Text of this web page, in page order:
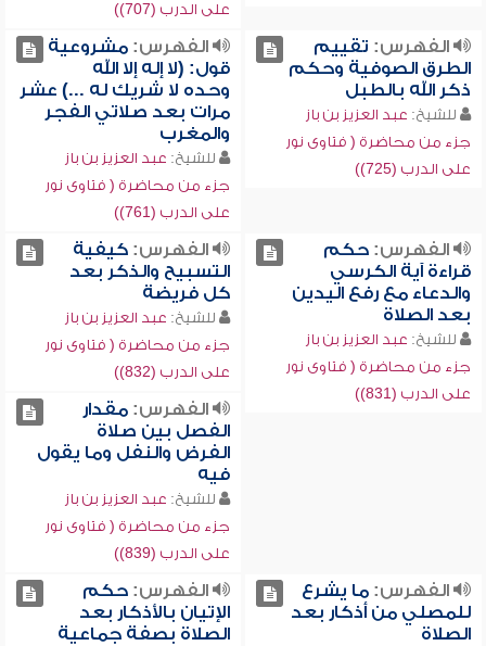
على الدرب (707))
الفهرس: تقييم
الطرق الصوفية وحكم
ذكر الله بالطبل
للشيخ: عبد العزيز بن باز
جزء من محاضرة ( فتاوى نور
على الدرب (725))
الفهرس:مشروعية
قول: (لا إله إلا الله
وحده لا شريك له ...) عشر
مرات بعد صلاتي الفجر
والمغرب
للشيخ: عبد العزيز بن باز
جزء من محاضرة ( فتاوى نور
على الدرب (761))
الفهرس:حكم
قراءة آية الكرسي
والدعاء مع رفع اليدين
بعد الصلاة
للشيخ: عبد العزيز بن باز
جزء من محاضرة ( فتاوى نور
على الدرب (831))
الفهرس:كيفية
التسبيح والذكر بعد
كل فريضة
للشيخ: عبد العزيز بن باز
جزء من محاضرة ( فتاوى نور
على الدرب (832))
الفهرس:مقدار
الفصل بين صلاة
الفرض والنفل وما يقول
فيه
للشيخ: عبد العزيز بن باز
جزء من محاضرة ( فتاوى نور
على الدرب (839))
الفهرس:ما يشرع
للمصلي من أذكار بعد
الصلاة
الفهرس:حكم
الإتيان بالأذكار بعد
الصلاة بصفة جماعية